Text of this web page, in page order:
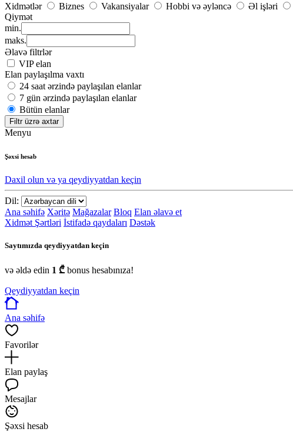
Xidmətlər
Biznes Vakansiyalar Hobbi və əyləncə Əl işləri
Qiymət
min.
maks.
Əlavə filtrlər
VIP elan
Elan paylaşılma vaxtı
24 saat ərzində paylaşılan elanlar
7 gün ərzində paylaşılan elanlar
Bütün elanlar
Filtr üzrə axtar
Menyu
Şəxsi hesab
Daxil olun və ya qeydiyyatdan keçin
Dil:
Ana səhifə Xəritə Mağazalar Bloq Elan əlavə et
Xidmət Şərtləri İstifadə qaydaları Dəstək
Saytımızda qeydiyyatdan keçin
və əldə edin 1 ₾ bonus hesabınıza!
Qeydiyyatdan keçin
Ana səhifə
Favorilər
Elan paylaş
Mesajlar
Şəxsi hesab